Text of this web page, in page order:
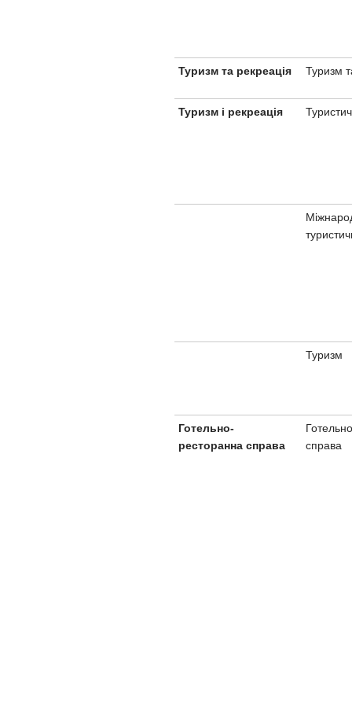
Туризм та рекреація Туризм
Туризм і рекреація
Туризм
Готельно-
ресторанна справа
справа